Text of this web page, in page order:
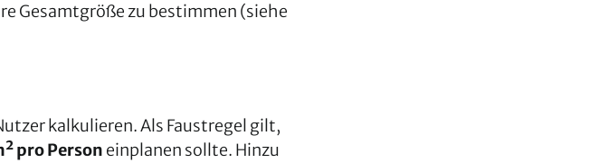
Gesamtgröße zu bestimmen (siehe
kalkulieren. Als Faustregel gilt,
pro Person einplanen sollte. Hinzu